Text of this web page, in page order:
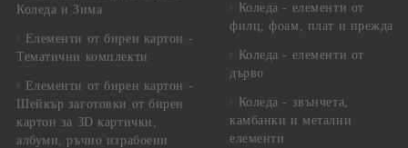
Коледа и Зима
Елементи от бирен картон -
Тематични комплекти
Елементи от бирен картон -
Шейкър заготовки от бирен
картон за 3D картички,
албуми, ръчно израбоени
Коледа - елементи от
филц, фоам, плат и прежда
Коледа - елементи от
дърво
Коледа - звънчета,
камбанки и метални
елементи